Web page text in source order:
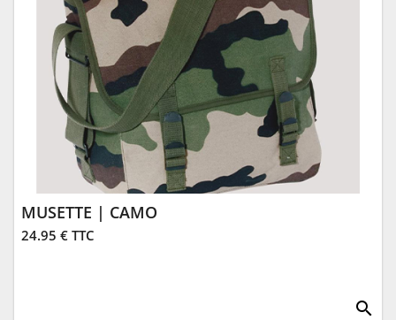
MUSETTE | CAMO
24.95 € TTC
search